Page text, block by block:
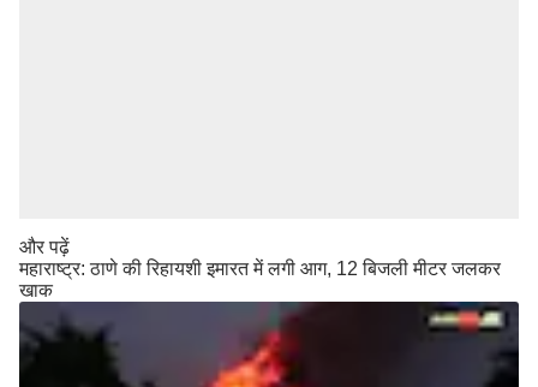
और पढ़ें
महाराष्ट्र: ठाणे की रिहायशी इमारत में लगी आग, 12 बिजली मीटर जलकर
खाक